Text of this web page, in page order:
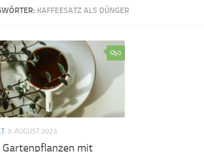
KAFFEESATZ ALS DÜNGER
0
3. AUGUST 2023
mit